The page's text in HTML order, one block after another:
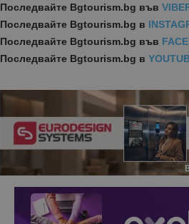
Последвайте Bgtourism.bg във
Последвайте Bgtourism.bg в
Последвайте Bgtourism.bg във
Последвайте Bgtourism.bg в
Име
is_visitor_unique
is_unique
_ga_B09EBBY8PY
_ga_WXPDN4HSCV
_ga_FK650GXHRZ
Име